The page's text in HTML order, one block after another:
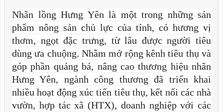
Nhãn lồng Hưng Yên là một trong những sản
phẩm nông sản chủ lực của tỉnh, có hương vị
thơm, ngọt đặc trưng, từ lâu được người tiêu
dùng ưa chuộng. Nhằm mở rộng kênh tiêu thụ và
góp phần quảng bá, nâng cao thương hiệu nhãn
Hưng Yên, ngành công thương đã triển khai
nhiều hoạt động xúc tiến tiêu thụ, kết nối các nhà
vườn, hợp tác xã (HTX), doanh nghiệp với các